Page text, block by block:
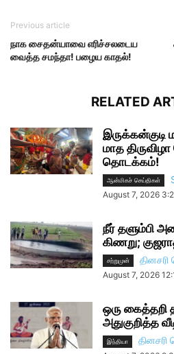
Previous article
நாக சைதன்யாவை எரிச்சலடைய
வைத்த சமந்தா! பழைய காதல்!
RELATED
இருக்கன்குடி
மாத
தொடக்கம்!
ஆன்மிகச் செய்திகள்
August 7, 2026
நீர் தளும்பி
கிணறு;
சற்றுமுன்
August 7, 2026
ஒரு கைத்தறி
அதுகுறித்த
இந்தியா தினசரி